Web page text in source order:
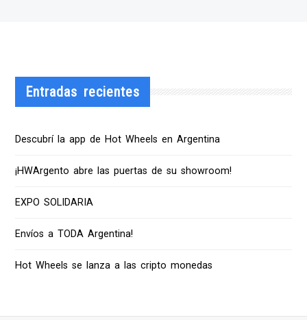
Entradas recientes
Descubrí la app de Hot Wheels en Argentina
¡HWArgento abre las puertas de su showroom!
EXPO SOLIDARIA
Envíos a TODA Argentina!
Hot Wheels se lanza a las cripto monedas